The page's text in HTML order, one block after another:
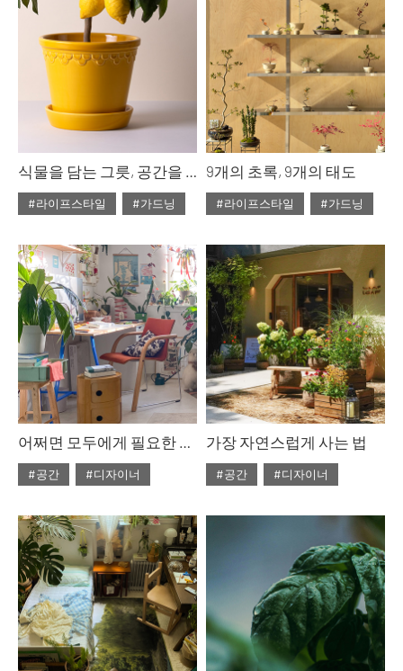
식물을 담는 그릇, 공간을 완성하는 조형
#라이프스타일
#가드닝
9개의 초록, 9개의 태도
#라이프스타일
#가드닝
어쩌면 모두에게 필요한 최소한의 우림
#공간
#디자이너
가장 자연스럽게 사는 법
#공간
#디자이너